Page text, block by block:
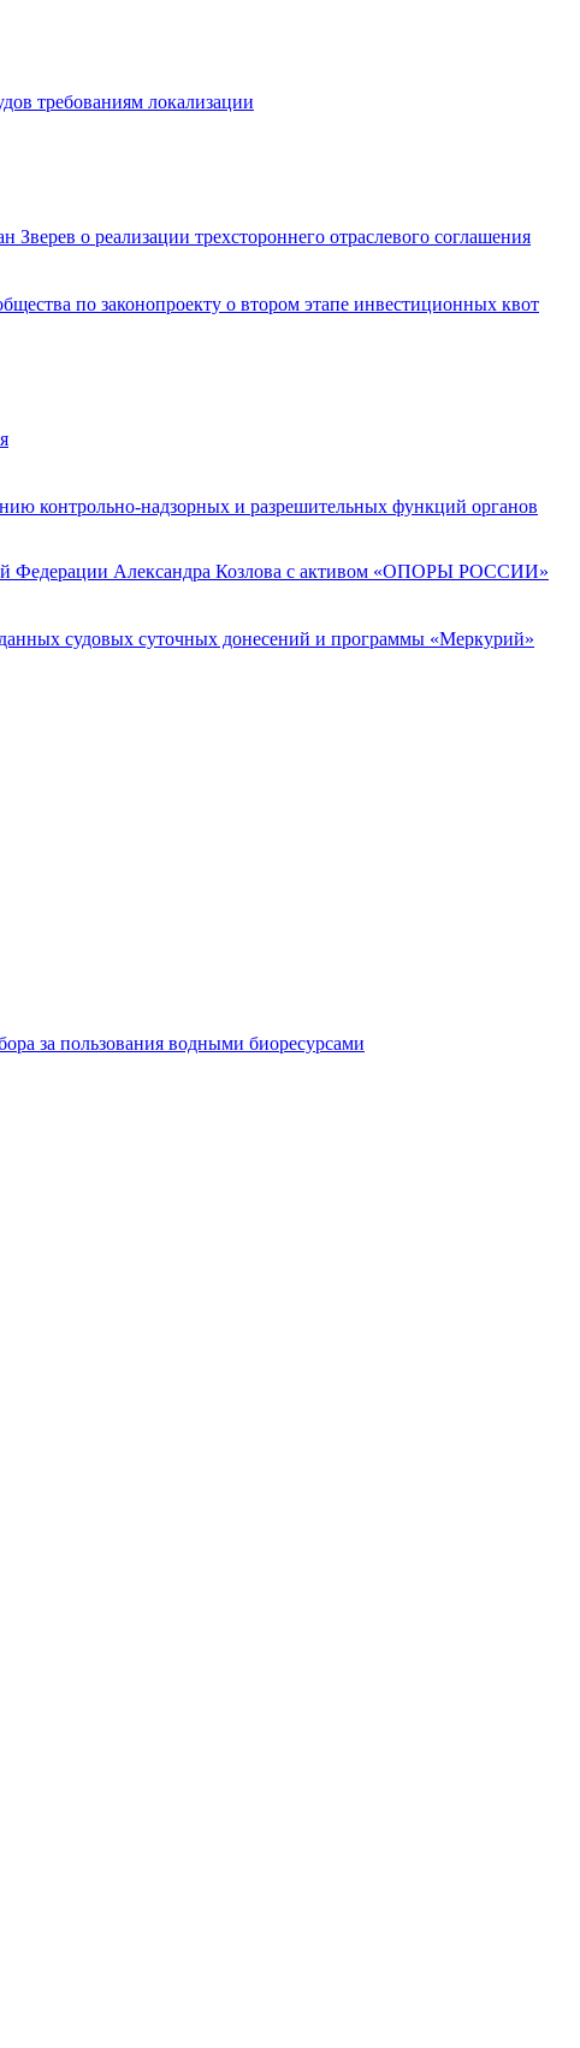
требованиям локализации
о реализации трехстороннего отраслевого соглашения
по законопроекту о втором этапе инвестиционных квот
контрольно-надзорных и разрешительных функций органов
Федерации Александра Козлова с активом «ОПОРЫ РОССИИ»
судовых суточных донесений и программы «Меркурий»
за пользования водными биоресурсами